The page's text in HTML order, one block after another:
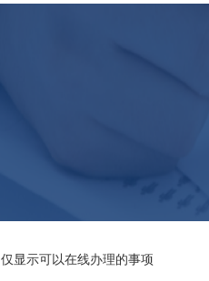
仅显示可以在线办理的事项